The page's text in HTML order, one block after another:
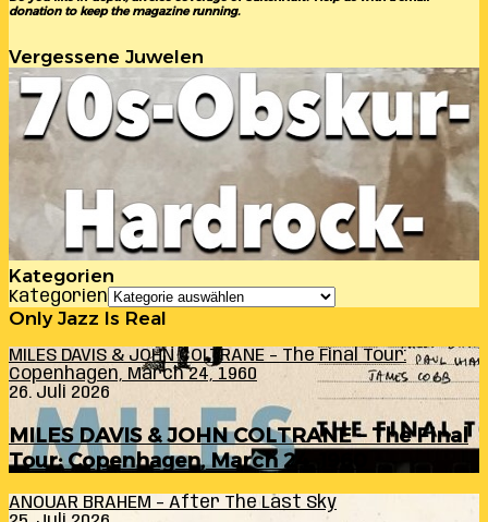
donation to keep the magazine running.
Vergessene Juwelen
Kategorien
Kategorien
Only Jazz Is Real
MILES DAVIS & JOHN COLTRANE – The Final Tour:
Copenhagen, March 24, 1960
26. Juli 2026
MILES DAVIS & JOHN COLTRANE – The Final
Tour: Copenhagen, March 24, 1960
ANOUAR BRAHEM – After The Last Sky